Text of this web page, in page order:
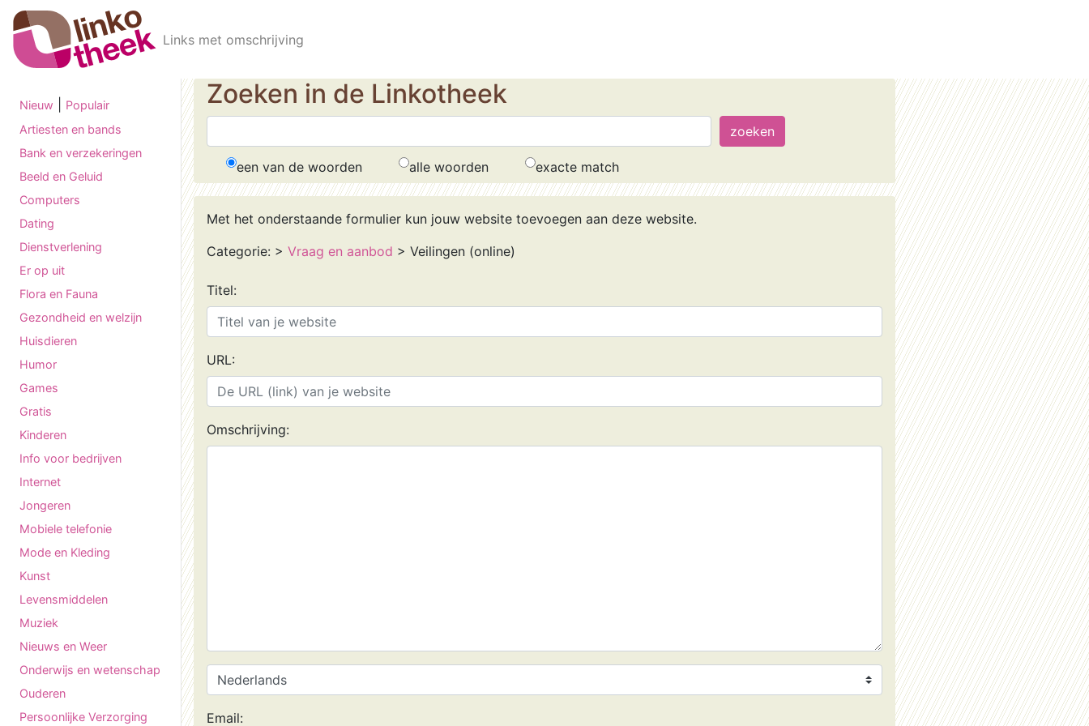
Skip to main content
Links met omschrijving
Nieuw
Populair
Artiesten en bands
Bank en verzekeringen
Beeld en Geluid
Computers
Dating
Dienstverlening
Er op uit
Flora en Fauna
Gezondheid en welzijn
Huisdieren
Humor
Games
Gratis
Kinderen
Info voor bedrijven
Internet
Jongeren
Mobiele telefonie
Mode en Kleding
Kunst
Levensmiddelen
Muziek
Nieuws en Weer
Onderwijs en wetenschap
Ouderen
Persoonlijke Verzorging
Zoeken in de Linkotheek
een van de woorden alle woorden exacte match
Met het onderstaande formulier kun jouw website toevoegen aan deze website.
Categorie: > Vraag en aanbod > Veilingen (online)
Titel:
URL:
Omschrijving:
Email: